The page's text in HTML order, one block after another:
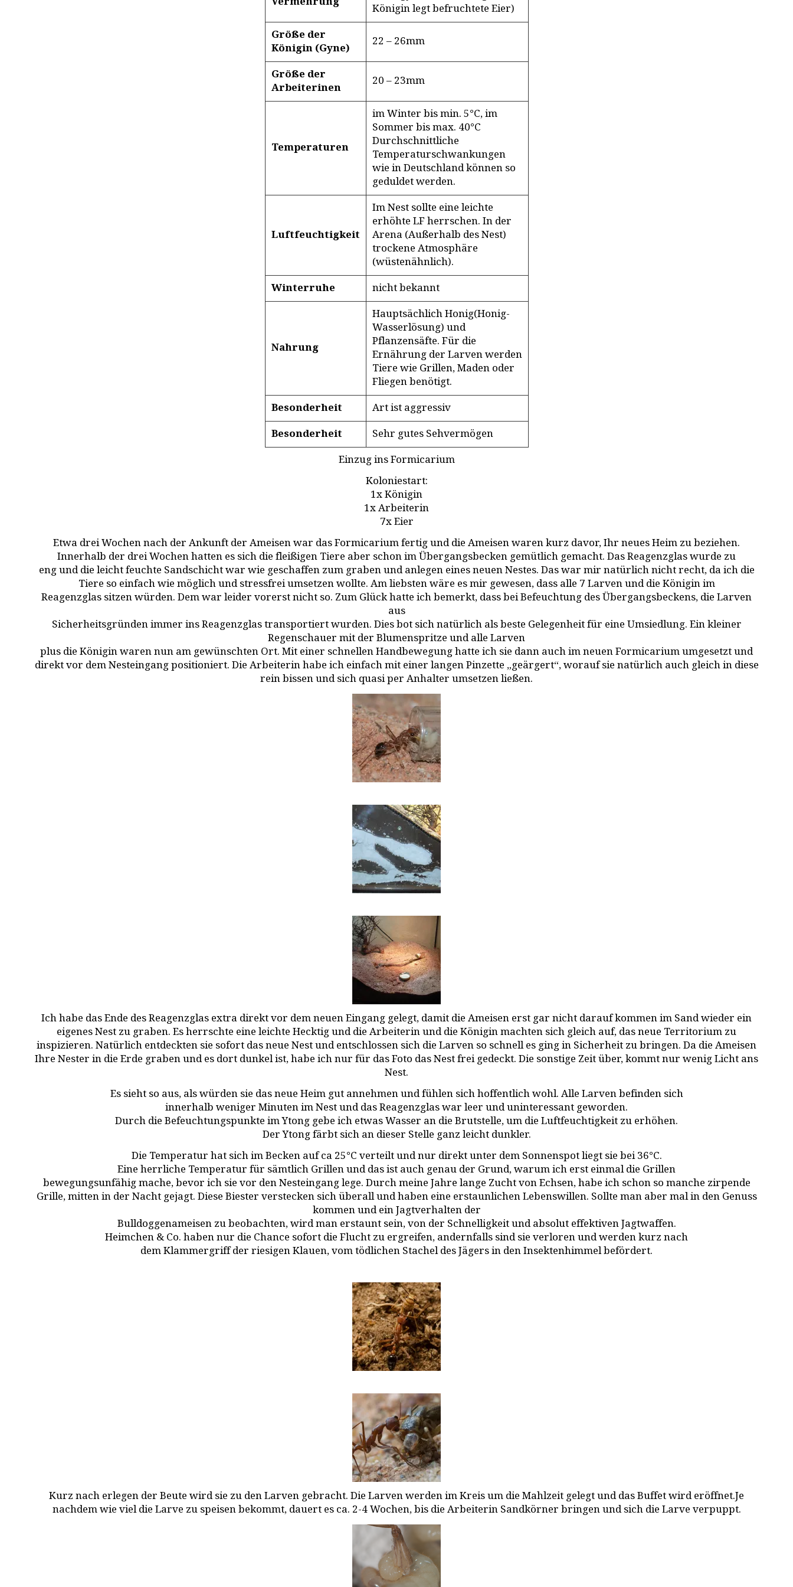
Königin legt befruchtete Eier)
Größe der
Königin (Gyne)
22 – 26mm
Größe der
Arbeiterinen
20 – 23mm
Temperaturen
im Winter bis min. 5°C, im
Sommer bis max. 40°C
Durchschnittliche
Temperaturschwankungen
wie in Deutschland können so
geduldet werden.
Luftfeuchtigkeit
Im Nest sollte eine leichte
erhöhte LF herrschen. In der
Arena (Außerhalb des Nest)
trockene Atmosphäre
(wüstenähnlich).
Winterruhe
nicht bekannt
Nahrung
Hauptsächlich Honig(Honig-
Wasserlösung) und
Pflanzensäfte. Für die
Ernährung der Larven werden
Tiere wie Grillen, Maden oder
Fliegen benötigt.
Besonderheit
Art ist aggressiv
Besonderheit
Sehr gutes Sehvermögen
Einzug ins Formicarium
Koloniestart:
1x Königin
1x Arbeiterin
7x Eier
Etwa drei Wochen nach der Ankunft der Ameisen war das Formicarium fertig und die Ameisen waren kurz davor, Ihr neues Heim zu beziehen.
Innerhalb der drei Wochen hatten es sich die fleißigen Tiere aber schon im Übergangsbecken gemütlich gemacht. Das Reagenzglas wurde zu
eng und die leicht feuchte Sandschicht war wie geschaffen zum graben und anlegen eines neuen Nestes. Das war mir natürlich nicht recht, da ich die
Tiere so einfach wie möglich und stressfrei umsetzen wollte. Am liebsten wäre es mir gewesen, dass alle 7 Larven und die Königin im
Reagenzglas sitzen würden. Dem war leider vorerst nicht so. Zum Glück hatte ich bemerkt, dass bei Befeuchtung des Übergangsbeckens, die Larven
aus
Sicherheitsgründen immer ins Reagenzglas transportiert wurden. Dies bot sich natürlich als beste Gelegenheit für eine Umsiedlung. Ein kleiner
Regenschauer mit der Blumenspritze und alle Larven
plus die Königin waren nun am gewünschten Ort. Mit einer schnellen Handbewegung hatte ich sie dann auch im neuen Formicarium umgesetzt und
direkt vor dem Nesteingang positioniert. Die Arbeiterin habe ich einfach mit einer langen Pinzette „geärgert“, worauf sie natürlich auch gleich in diese
rein bissen und sich quasi per Anhalter umsetzen ließen.
Ich habe das Ende des Reagenzglas extra direkt vor dem neuen Eingang gelegt, damit die Ameisen erst gar nicht darauf kommen im Sand wieder ein
eigenes Nest zu graben. Es herrschte eine leichte Hecktig und die Arbeiterin und die Königin machten sich gleich auf, das neue Territorium zu
inspizieren. Natürlich entdeckten sie sofort das neue Nest und entschlossen sich die Larven so schnell es ging in Sicherheit zu bringen. Da die Ameisen
Ihre Nester in die Erde graben und es dort dunkel ist, habe ich nur für das Foto das Nest frei gedeckt. Die sonstige Zeit über, kommt nur wenig Licht ans
Nest.
Es sieht so aus, als würden sie das neue Heim gut annehmen und fühlen sich hoffentlich wohl. Alle Larven befinden sich
innerhalb weniger Minuten im Nest und das Reagenzglas war leer und uninteressant geworden.
Durch die Befeuchtungspunkte im Ytong gebe ich etwas Wasser an die Brutstelle, um die Luftfeuchtigkeit zu erhöhen.
Der Ytong färbt sich an dieser Stelle ganz leicht dunkler.
Die Temperatur hat sich im Becken auf ca 25°C verteilt und nur direkt unter dem Sonnenspot liegt sie bei 36°C.
Eine herrliche Temperatur für sämtlich Grillen und das ist auch genau der Grund, warum ich erst einmal die Grillen
bewegungsunfähig mache, bevor ich sie vor den Nesteingang lege. Durch meine Jahre lange Zucht von Echsen, habe ich schon so manche zirpende
Grille, mitten in der Nacht gejagt. Diese Biester verstecken sich überall und haben eine erstaunlichen Lebenswillen. Sollte man aber mal in den Genuss
kommen und ein Jagtverhalten der
Bulldoggenameisen zu beobachten, wird man erstaunt sein, von der Schnelligkeit und absolut effektiven Jagtwaffen.
Heimchen & Co. haben nur die Chance sofort die Flucht zu ergreifen, andernfalls sind sie verloren und werden kurz nach
dem Klammergriff der riesigen Klauen, vom tödlichen Stachel des Jägers in den Insektenhimmel befördert.
Kurz nach erlegen der Beute wird sie zu den Larven gebracht. Die Larven werden im Kreis um die Mahlzeit gelegt und das Buffet wird eröffnet.Je
nachdem wie viel die Larve zu speisen bekommt, dauert es ca. 2-4 Wochen, bis die Arbeiterin Sandkörner bringen und sich die Larve verpuppt.